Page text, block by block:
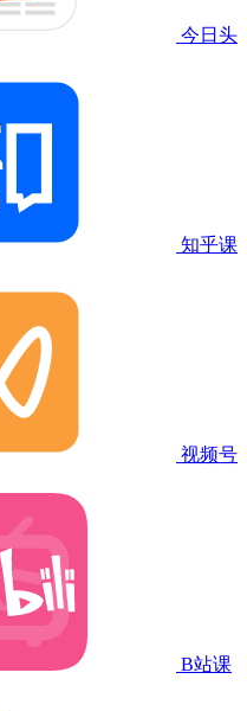
今日头
知乎课
视频号
B站课